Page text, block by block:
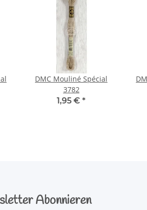
DMC Mouliné Spécial
3782
1,95 € *
Abonnieren